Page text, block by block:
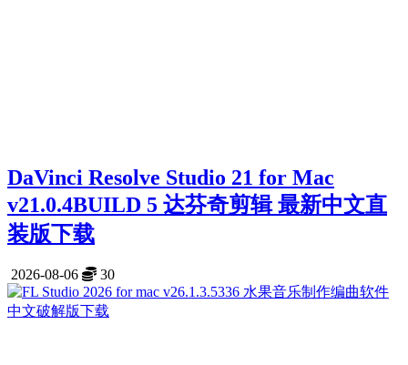
DaVinci Resolve Studio 21 for Mac
v21.0.4BUILD 5 达芬奇剪辑 最新中文直
装版下载
2026-08-06 30